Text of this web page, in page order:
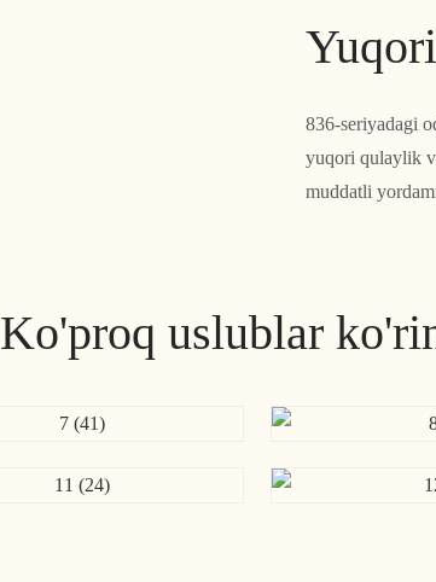
836-seriyadagi
yuqori qulaylik
muddatli
Ko'proq uslublar